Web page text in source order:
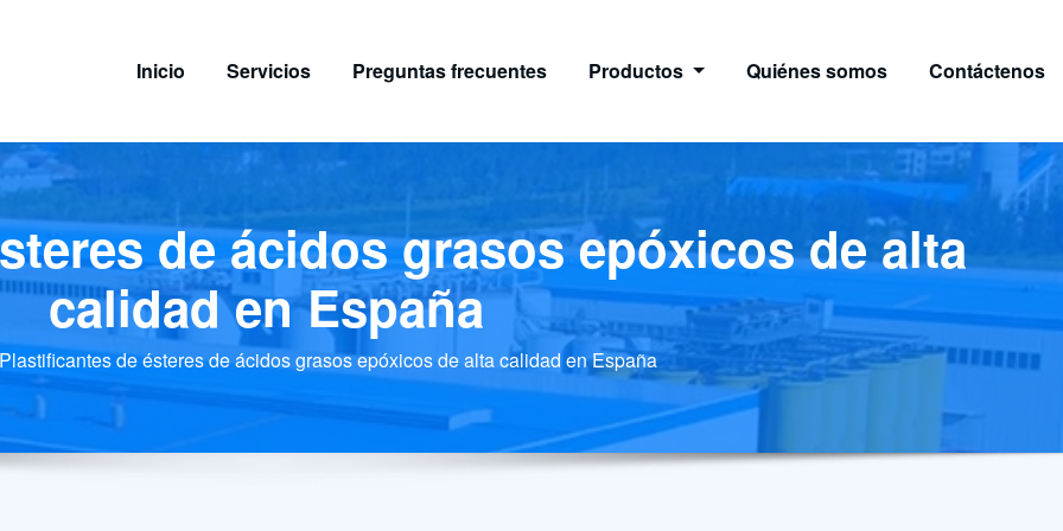
Inicio Servicios Preguntas frecuentes Productos Quiénes somos Contáctenos
de ácidos grasos epóxicos de alta
calidad en España
Plastificantes de ésteres de ácidos grasos epóxicos de alta calidad en España